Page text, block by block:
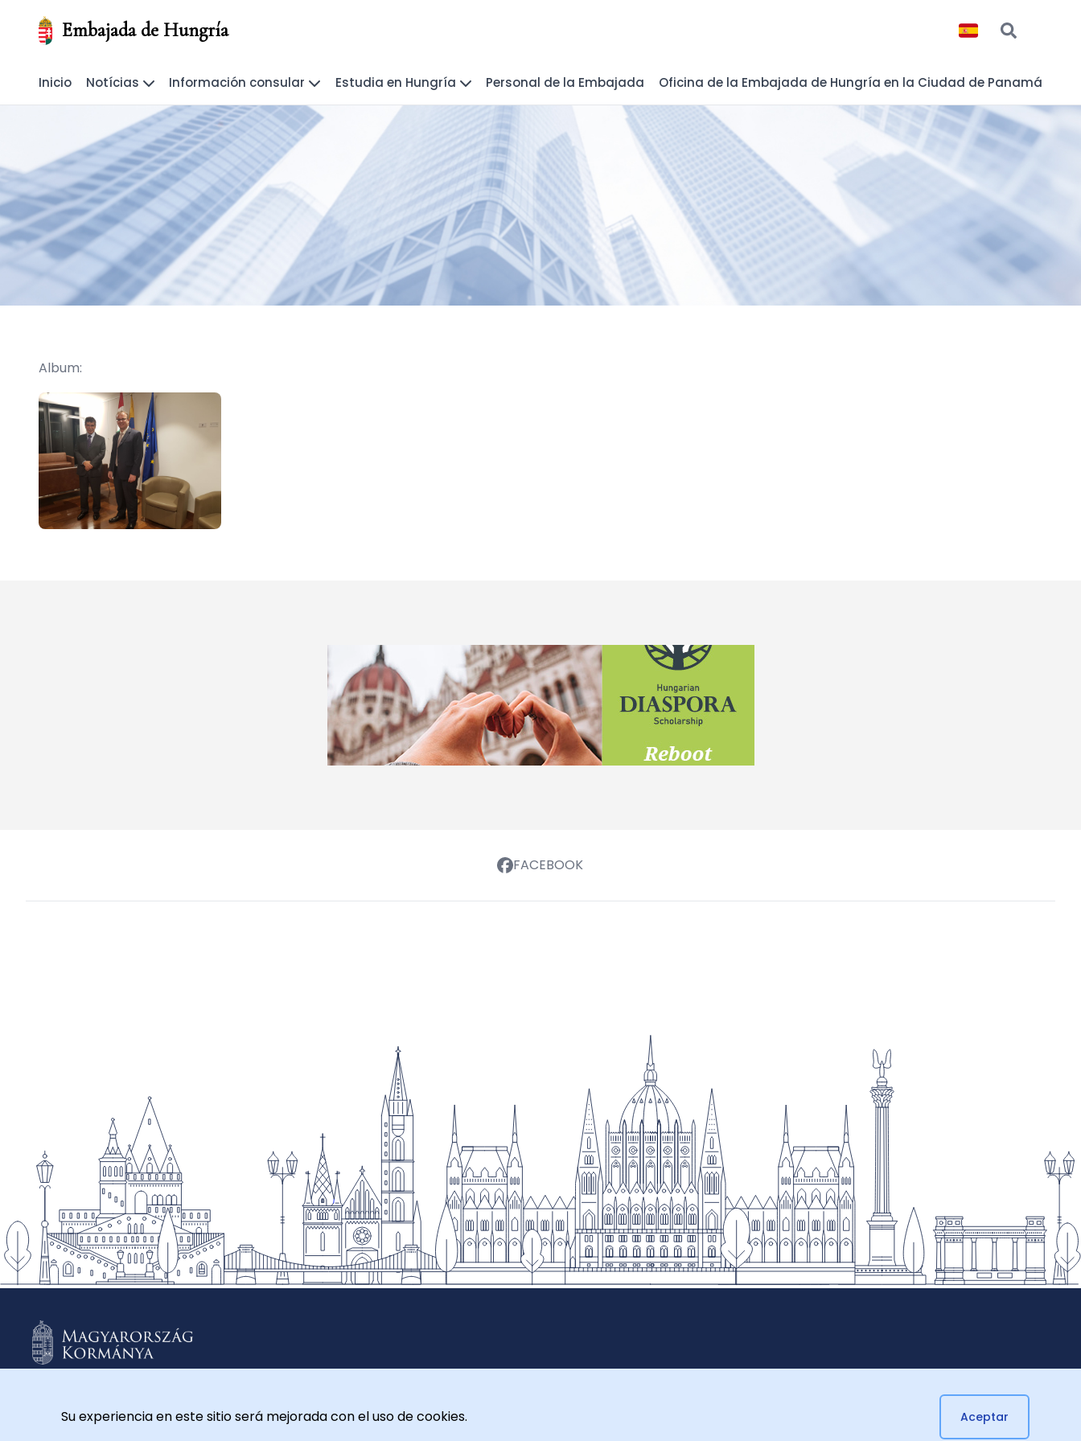
Embajada de Hungría
Inicio Notícias Información consular Estudia en Hungría Personal de la Embajada Oficina de la Embajada de Hungría en la Ciudad de Panamá
Album:
FACEBOOK
© 2026 Külügyminisztérium
Su experiencia en este sitio será mejorada con el uso de cookies. Aceptar